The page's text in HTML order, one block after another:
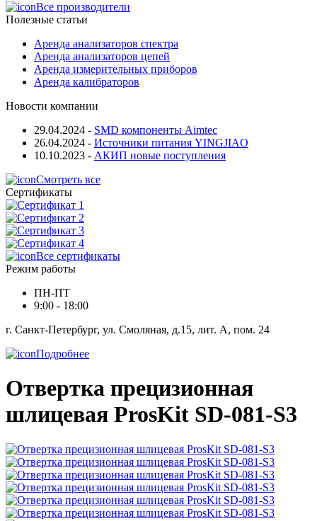
Все производители
Полезные статьи
Аренда анализаторов спектра
Аренда анализаторов цепей
Аренда измерительных приборов
Аренда калибраторов
Новости компании
29.04.2024 - SMD компоненты Aimtec
26.04.2024 - Источники питания YINGJIAO
10.10.2023 - АКИП новые поступления
Смотреть все
Сертификаты
Все сертификаты
Режим работы
ПН-ПТ
9:00 - 18:00
г. Санкт-Петербург, ул. Смоляная, д.15, лит. А, пом. 24
Подробнее
Отвертка прецизионная
шлицевая ProsKit SD-081-S3